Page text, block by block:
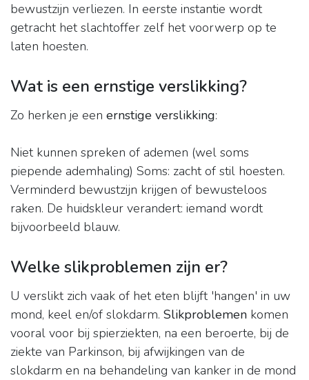
bewustzijn verliezen. In eerste instantie wordt
getracht het slachtoffer zelf het voorwerp op te
laten hoesten.
Wat is een ernstige verslikking?
Zo herken je een ernstige verslikking:
Niet kunnen spreken of ademen (wel soms
piepende ademhaling) Soms: zacht of stil hoesten.
Verminderd bewustzijn krijgen of bewusteloos
raken. De huidskleur verandert: iemand wordt
bijvoorbeeld blauw.
Welke slikproblemen zijn er?
U verslikt zich vaak of het eten blijft 'hangen' in uw
mond, keel en/of slokdarm. Slikproblemen komen
vooral voor bij spierziekten, na een beroerte, bij de
ziekte van Parkinson, bij afwijkingen van de
slokdarm en na behandeling van kanker in de mond